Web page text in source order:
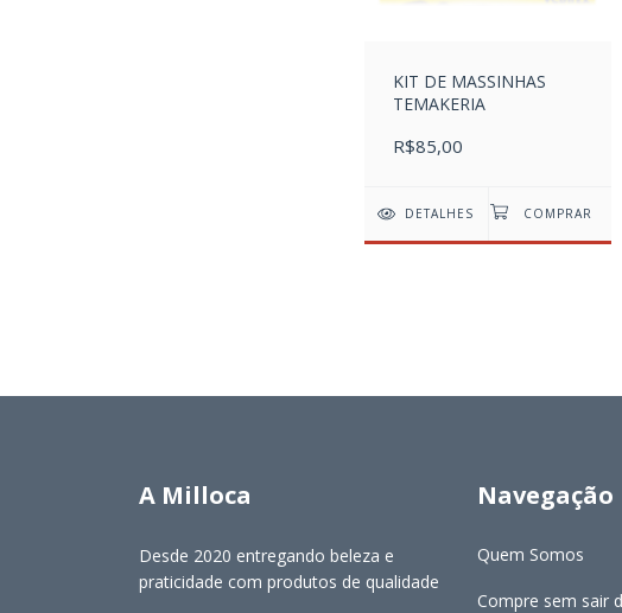
KIT DE MASSINHAS
TEMAKERIA
R$85,00
DETALHES
A Milloca
Desde 2020 entregando beleza e
praticidade com produtos de qualidade
Navegação
Quem Somos
Compre sem sair